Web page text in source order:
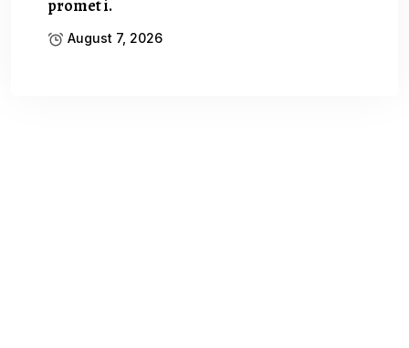
promet i.
August 7, 2026